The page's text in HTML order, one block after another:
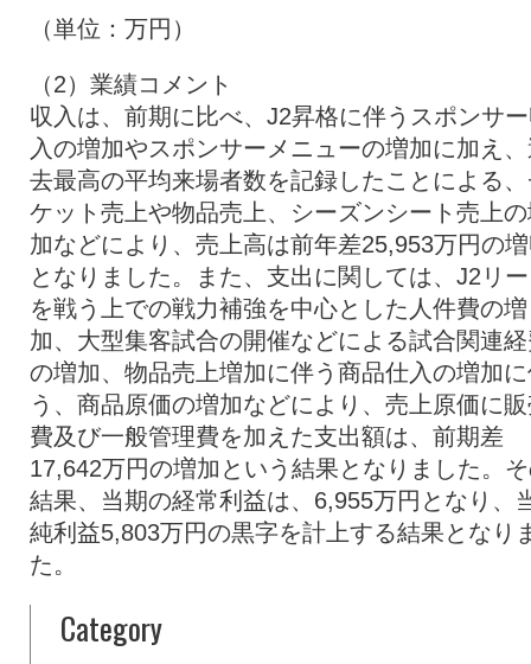
（単位：万円）
（2）業績コメント
収入は、前期に比べ、J2昇格に伴うスポンサ
入の増加やスポンサーメニューの増加に加え
去最高の平均来場者数を記録したことによる
ケット売上や物品売上、シーズンシート売上
加などにより、売上高は前年差25,953万円の
となりました。また、支出に関しては、J2リ
を戦う上での戦力補強を中心とした人件費の増
加、大型集客試合の開催などによる試合関連
の増加、物品売上増加に伴う商品仕入の増加
う、商品原価の増加などにより、売上原価に
費及び一般管理費を加えた支出額は、前期差
17,642万円の増加という結果となりました。
結果、当期の経常利益は、6,955万円となり、
純利益5,803万円の黒字を計上する結果となり
た。
Category